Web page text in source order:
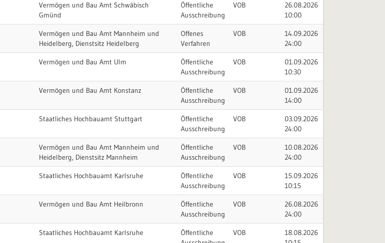
Vermögen und Bau Amt Schwäbisch
Gmünd
Öffentliche
Ausschreibung
VOB
26.08.2026
10:00
Vermögen und Bau Amt Mannheim und
Heidelberg, Dienstsitz Heidelberg
Offenes
Verfahren
VOB
14.09.2026
24:00
Vermögen und Bau Amt Ulm
Öffentliche
Ausschreibung
VOB
01.09.2026
10:30
Vermögen und Bau Amt Konstanz
Öffentliche
Ausschreibung
VOB
01.09.2026
14:00
Staatliches Hochbauamt Stuttgart
Öffentliche
Ausschreibung
VOB
03.09.2026
24:00
Vermögen und Bau Amt Mannheim und
Heidelberg, Dienstsitz Mannheim
Öffentliche
Ausschreibung
VOB
10.08.2026
24:00
Staatliches Hochbauamt Karlsruhe
Öffentliche
Ausschreibung
VOB
15.09.2026
10:15
Vermögen und Bau Amt Heilbronn
Öffentliche
Ausschreibung
VOB
26.08.2026
24:00
Staatliches Hochbauamt Karlsruhe
Öffentliche
VOB
18.08.2026